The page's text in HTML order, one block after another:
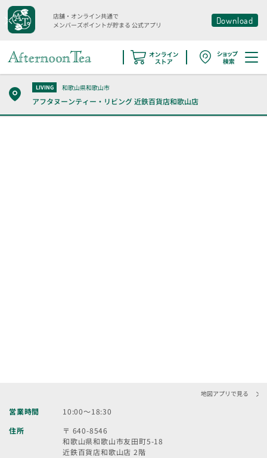
店舗・オンライン共通で
メンバーズポイントが貯まる 公式アプリ Download
LIVING 和歌山県和歌山市
アフタヌーンティー・リビング近鉄百貨店和歌山店
地図アプリで見る
営業時間
10:00～18:30
住所
〒 640-8546
和歌山県和歌山市友田町5-18
近鉄百貨店和歌山店 2階